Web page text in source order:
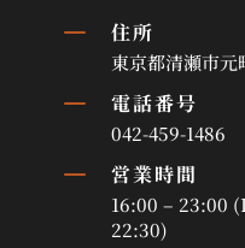
K 住所
東京都清瀬市元
K 電話番号
042-459-1486
K 営業時間
16:00 – 23:00
22:30)